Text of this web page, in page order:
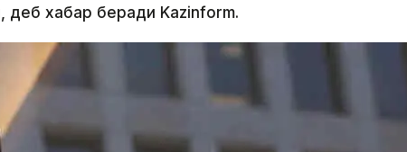
деб хабар беради Kazinform.